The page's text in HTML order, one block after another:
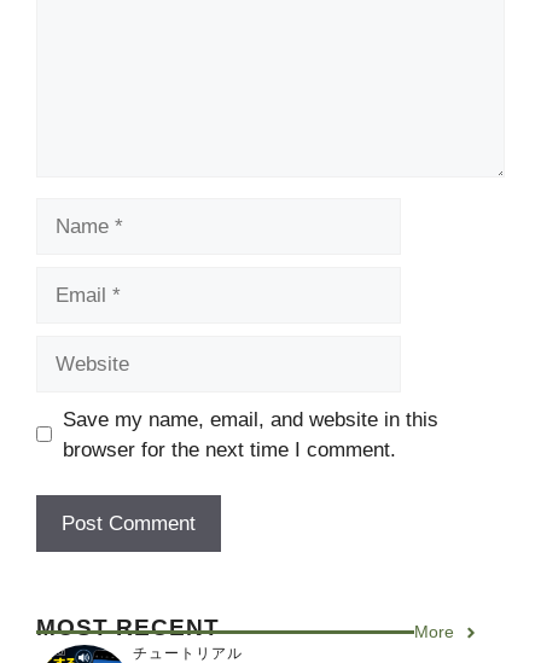
Save my name, email, and website in this
browser for the next time I comment.
MOST RECENT More
チュートリアル